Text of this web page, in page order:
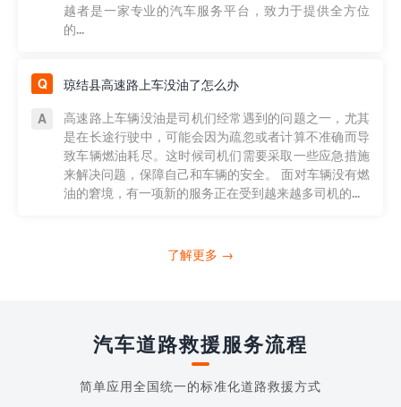
越者是一家专业的汽车服务平台，致力于提供全方位
的...
琼结县高速路上车没油了怎么办
高速路上车辆没油是司机们经常遇到的问题之一，尤其
是在长途行驶中，可能会因为疏忽或者计算不准确而导
致车辆燃油耗尽。这时候司机们需要采取一些应急措施
来解决问题，保障自己和车辆的安全。 面对车辆没有燃
油的窘境，有一项新的服务正在受到越来越多司机的...
了解更多 →
汽车道路救援服务流程
简单应用全国统一的标准化道路救援方式